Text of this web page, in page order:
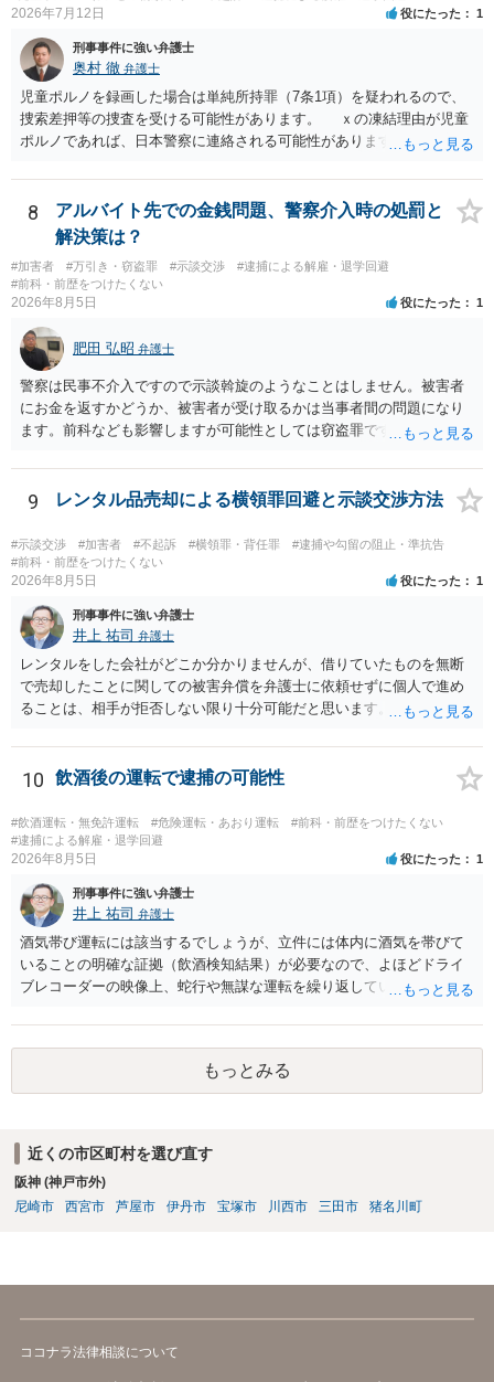
2026年7月12日 役にたった 1
刑事事件に強い弁護士
奥村 徹 弁護士
児童ポルノを録画した場合は単純所持罪（7条1項）を疑われるので、
捜索差押等の捜査を受ける可能性があります。 ｘの凍結理由が児童
ポルノであれば、日本警察に連絡される可能性があります。 対応と
るなり、警察に相談するなり、検討してください
8
アルバイト先での金銭問題、警察介入時の処罰と
解決策は？
#加害者 #万引き・窃盗罪 #示談交渉
#逮捕による解雇・退学回避
#前科・前歴をつけたくない
2026年8月5日 役にたった 1
肥田 弘昭 弁護士
警察は民事不介入ですので示談斡旋のようなことはしません。被害者
にお金を返すかどうか、被害者が受け取るかは当事者間の問題になり
ます。前科なども影響しますが可能性としては窃盗罪ですので、逮捕
9 レンタル品売却による横領罪回避と示談交渉方法
#示談交渉 #加害者 #不起訴 #横領罪・背任罪
#逮捕や勾留の阻止・準抗告
#前科・前歴をつけたくない
2026年8月5日 役にたった 1
刑事事件に強い弁護士
井上 祐司 弁護士
レンタルをした会社がどこか分かりませんが、借りていたものを無断
で売却したことに関しての被害弁償を弁護士に依頼せずに個人で進め
ることは、相手が拒否しない限り十分可能だと思います。 見積を出し
か）、弁護士に法律相談において助言をもらえば足りるでしょう。
10 飲酒後の運転で逮捕の可能性
#飲酒運転・無免許運転 #危険運転・あおり運転
#前科・前歴をつけたくない
#逮捕による解雇・退学回避
2026年8月5日 役にたった 1
刑事事件に強い弁護士
井上 祐司 弁護士
酒気帯び運転には該当するでしょうが、立件には体内に酒気を帯びて
いることの明確な証拠（飲酒検知結果）が必要なので、よほどドライ
ブレコーダーの映像上、蛇行や無謀な運転を繰り返している等の映像
もっとみる
近くの市区町村を選び直す
阪神 (神戸市外)
尼崎市
西宮市 芦屋市 伊丹市 宝塚市 川西市 三田市 猪名川町
ココナラ法律相談について